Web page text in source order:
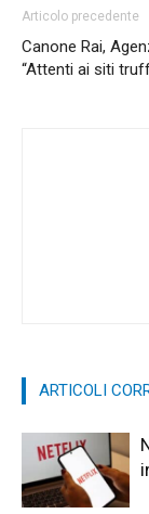
Articolo precedente
Canone Rai,
“Attenti ai siti
ARTICOLI